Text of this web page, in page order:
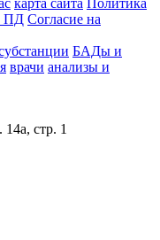
ПД Согласие на
БАДы и
врачи анализы и
стр. 1